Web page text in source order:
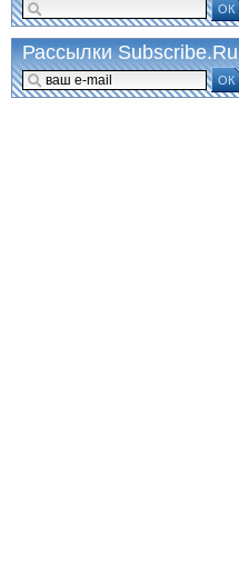
ОК
Рассылки Subscribe.Ru
ОК